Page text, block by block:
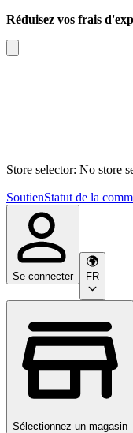
Réduisez vos frais
Store selector: No store
SoutienStatut de la
Se connecter FR
Sélectionnez un magasin